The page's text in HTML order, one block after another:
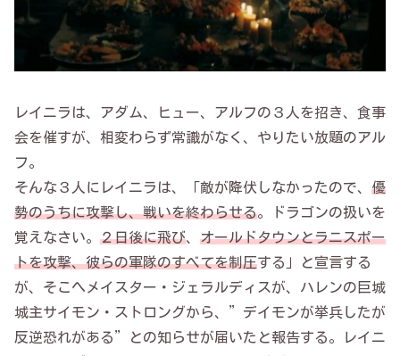
レイニラは、アダム、ヒュー、アルフの３人を招き、食事
会を催すが、相変わらず常識がなく、やりたい放題のアル
フ。
そんな３人にレイニラは、「敵が降伏しなかったので、 優
勢のうちに攻撃し、戦いを終わらせる。ドラゴンの扱いを
覚えなさい。 ２日後に飛び、 オールドタウンとラニスポー
トを攻撃、彼らの軍隊のすべてを制圧する」と宣言する
が、そこへメイスター・ジェラルディスが、ハレンの巨城
城主サイモン・ストロングから、”デイモンが挙兵したが
反逆恐れがある”との知らせが届いたと報告する。レイニ